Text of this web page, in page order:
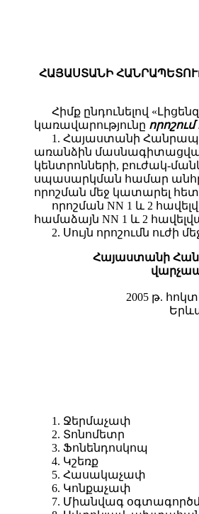
ՀԱՅԱՍՏԱՆԻ
Հիմք ընդունելով
կառավարությունը որոշում
1. Հայաստանի
առանձին մասնագիտացված
կենտրոնների, բուժակ-
սպասարկման համար
որոշման մեջ կատարել
որոշման NN 1 և 2
համաձայն NN 1 և 2
2. Սույն որոշումն
Հայաստանի
2005 թ.
1. Ջերմաչափ
2. Տոնոմետր
3. Ֆոնենդոսկոպ
4. Կշեռք
5. Հասակաչափ
6. Կոնքաչափ
7. Միանվագ